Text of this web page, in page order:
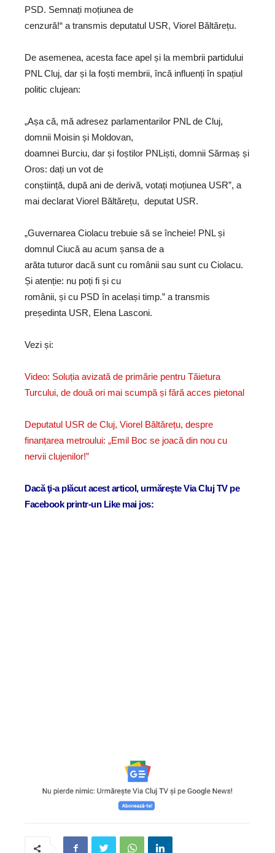
PSD. Semnați moțiunea de
cenzură!“ a transmis deputatul USR, Viorel Băltărețu.
De asemenea, acesta face apel și la membrii partidului
PNL Cluj, dar și la foști membrii, încă influenți în spațiul
politic clujean:
„Așa că, mă adresez parlamentarilor PNL de Cluj,
domnii Moisin și Moldovan,
doamnei Burciu, dar și foștilor PNLiști, domnii Sărmaș și
Oros: dați un vot de
conștiință, după ani de derivă, votați moțiunea USR”, a
mai declarat Viorel Băltărețu, deputat USR.
„Guvernarea Ciolacu trebuie să se încheie! PNL și
domnul Ciucă au acum șansa de a
arăta tuturor dacă sunt cu românii sau sunt cu Ciolacu.
Și atenție: nu poți fi și cu
românii, și cu PSD în același timp.” a transmis
președinta USR, Elena Lasconi.
Vezi și:
Video: Soluția avizată de primărie pentru Tăietura
Turcului, de două ori mai scumpă și fără acces pietonal
Deputatul USR de Cluj, Viorel Băltărețu, despre
finanțarea metroului: „Emil Boc se joacă din nou cu
nervii clujenilor!”
Dacă ţi-a plăcut acest articol, urmăreşte Via Cluj TV pe
Facebook printr-un Like mai jos: